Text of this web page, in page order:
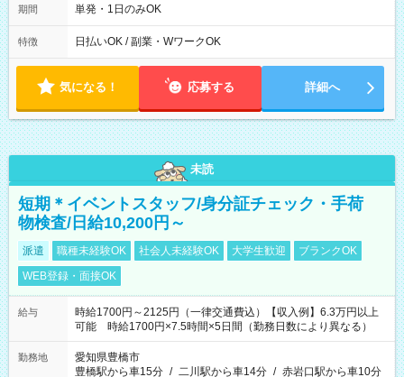
～9/19のみ下記シフトもあります！ 12：00～16：00 ＊9/6～
00
期間 単発・1日のみOK
特徴 日払いOK / 副業・WワークOK
気になる！ 応募する 詳細へ
未読
短期＊イベントスタッフ/身分証チェック・手荷
物検査/日給10,200円～
派遣 職種未経験OK 社会人未経験OK 大学生歓迎
ブランクOK
WEB登録・面接OK
給与
時給1700円～2125円（一律交通費込）【収入例】6.3万円以上
可能 時給1700円×7.5時間×5日間（勤務日数により異なる）
勤務地
愛知県豊橋市
豊橋駅から車15分 / 二川駅から車14分 / 赤岩口駅から車10分